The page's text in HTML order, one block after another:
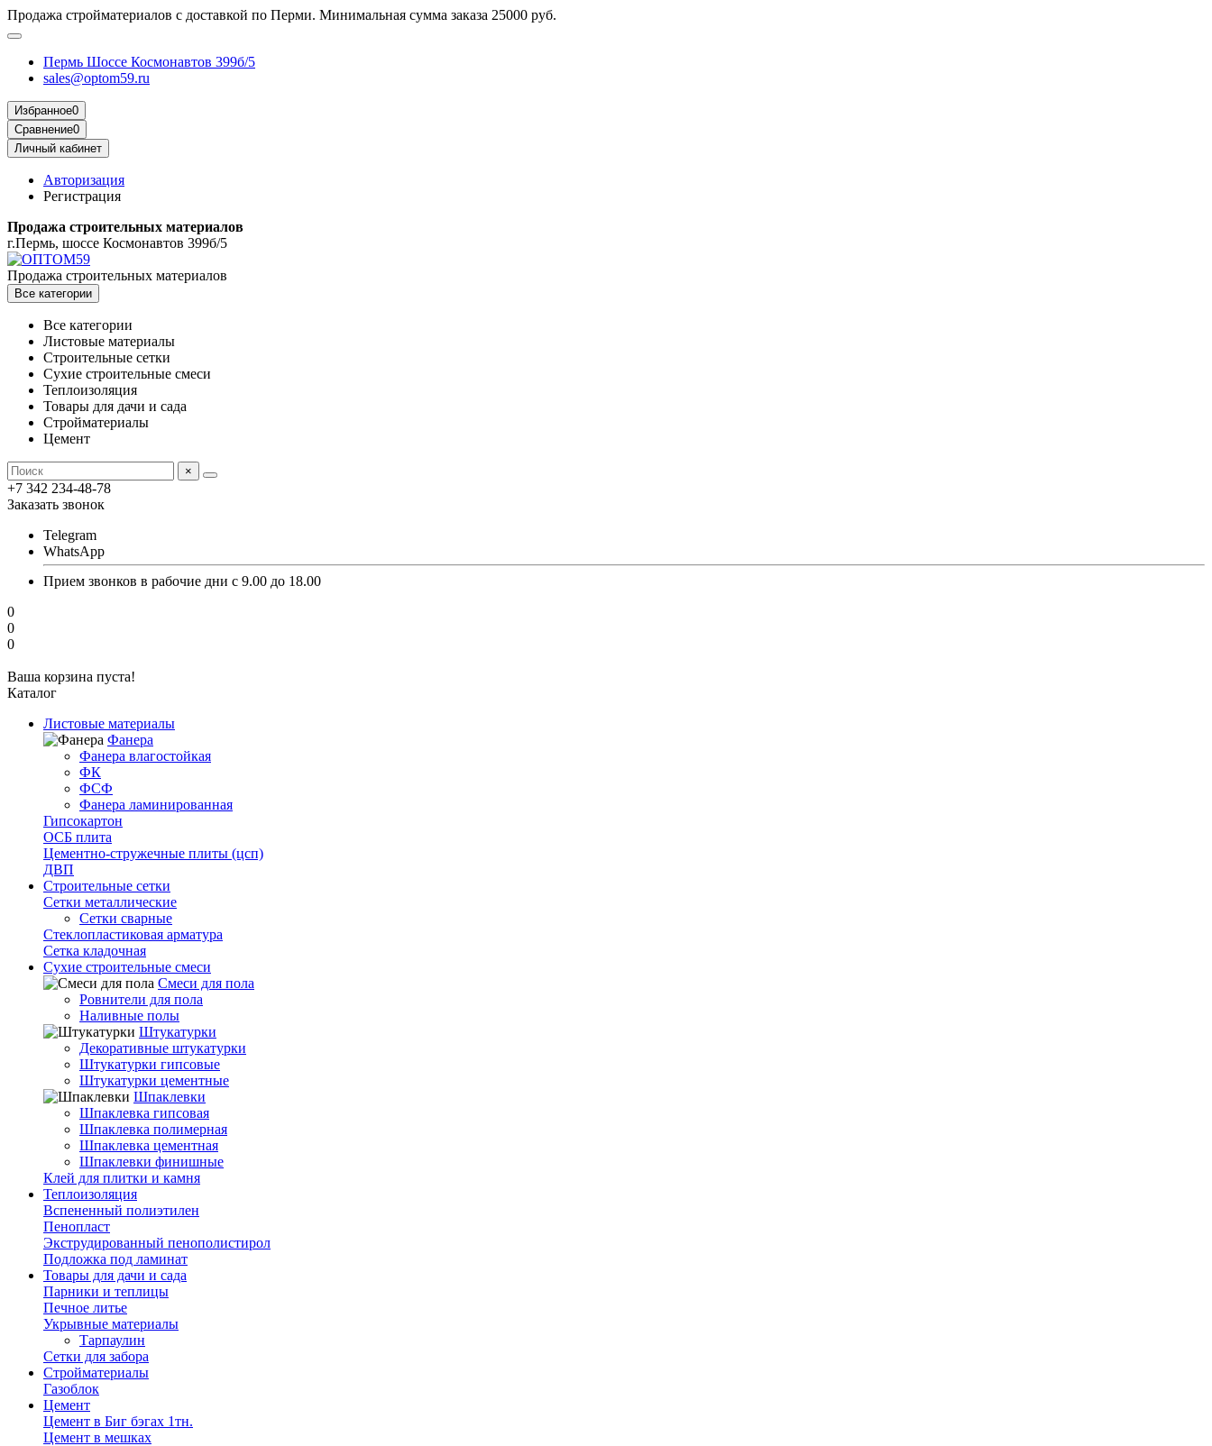
Продажа стройматериалов с доставкой по Перми. Минимальная сумма заказа 25000 руб.
Пермь Шоссе Космонавтов 399б/5
sales@optom59.ru
Избранное0
Сравнение0
Личный кабинет
Авторизация
Регистрация
Продажа строительных материалов
г.Пермь, шоссе Космонавтов 399б/5
Продажа строительных материалов
Все категории
Все категории
Листовые материалы
Строительные сетки
Сухие строительные смеси
Теплоизоляция
Товары для дачи и сада
Стройматериалы
Цемент
×
+7 342 234-48-78
Заказать звонок
Telegram
WhatsApp
Прием звонков в рабочие дни с 9.00 до 18.00
0
0
0
Ваша корзина пуста!
Каталог
Листовые материалы
Фанера
Фанера влагостойкая
ФК
ФСФ
Фанера ламинированная
Гипсокартон
ОСБ плита
Цементно-стружечные плиты (цсп)
ДВП
Строительные сетки
Сетки металлические
Сетки сварные
Стеклопластиковая арматура
Сетка кладочная
Сухие строительные смеси
Смеси для пола
Ровнители для пола
Наливные полы
Штукатурки
Декоративные штукатурки
Штукатурки гипсовые
Штукатурки цементные
Шпаклевки
Шпаклевка гипсовая
Шпаклевка полимерная
Шпаклевка цементная
Шпаклевки финишные
Клей для плитки и камня
Теплоизоляция
Вспененный полиэтилен
Пенопласт
Экструдированный пенополистирол
Подложка под ламинат
Товары для дачи и сада
Парники и теплицы
Печное литье
Укрывные материалы
Тарпаулин
Сетки для забора
Стройматериалы
Газоблок
Цемент
Цемент в Биг бэгах 1тн.
Цемент в мешках